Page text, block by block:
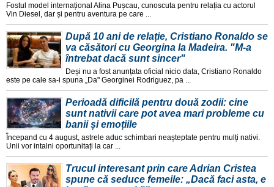
Fostul model internațional Alina Pușcau, cunoscuta pentru relația cu actorul
Vin Diesel, dar și pentru aventura pe care ...
După 10 ani de relație, Cristiano Ronaldo se
va căsători cu Georgina la Madeira. "M-a
întrebat dacă sunt sincer"
Deși nu a fost anunțata oficial nicio data, Cristiano Ronaldo
este pe cale sa-i spuna „Da" Georginei Rodriguez, pa ...
Perioadă dificilă pentru două zodii: cine
sunt nativii care pot avea mari probleme cu
banii și emoțiile
Începand cu 4 august, astrele aduc schimbari neașteptate pentru mulți nativi.
Unii vor intalni oportunitați la car ...
Trucul interesant prin care Adrian Cristea
spune că seduce femeile: „Dacă faci asta, e